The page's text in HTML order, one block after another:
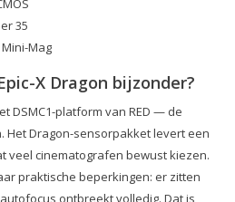
35
Mini-Mag
X Dragon bijzonder?
DSMC1-platform van RED — de
Het Dragon-sensorpakket levert een
veel cinematografen bewust kiezen.
praktische beperkingen: er zitten
ontbreekt volledig. Dat is